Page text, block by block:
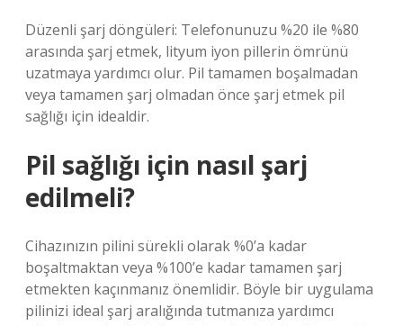
Düzenli şarj döngüleri: Telefonunuzu %20 ile %80
arasında şarj etmek, lityum iyon pillerin ömrünü
uzatmaya yardımcı olur. Pil tamamen boşalmadan
veya tamamen şarj olmadan önce şarj etmek pil
sağlığı için idealdir.
Pil sağlığı için nasıl şarj
edilmeli?
Cihazınızın pilini sürekli olarak %0’a kadar
boşaltmaktan veya %100’e kadar tamamen şarj
etmekten kaçınmanız önemlidir. Böyle bir uygulama
pilinizi ideal şarj aralığında tutmanıza yardımcı